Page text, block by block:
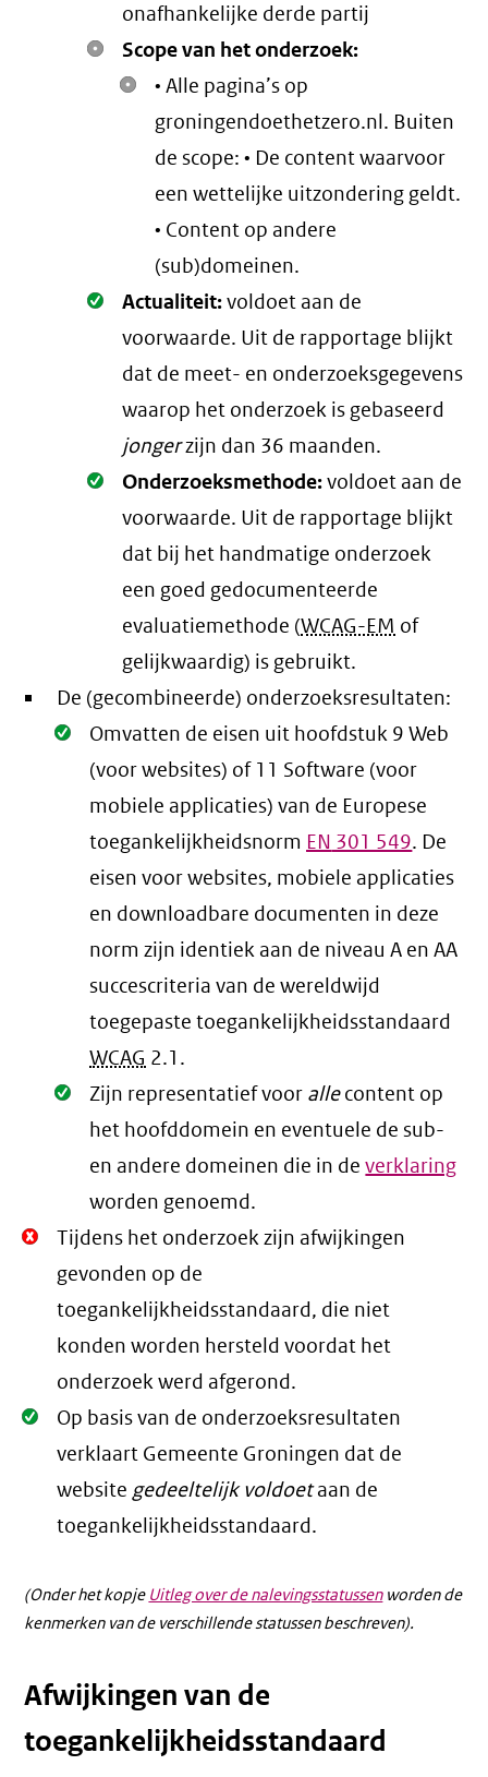
onafhankelijke derde partij
Scope van het onderzoek:
• Alle pagina’s op
groningendoethetzero.nl. Buiten
de scope: • De content waarvoor
een wettelijke uitzondering geldt.
• Content op andere
(sub)domeinen.
Oké.
Actualiteit:voldoet aan de
voorwaarde. Uit de rapportage blijkt
dat de meet- en onderzoeksgegevens
waarop het onderzoek is gebaseerd
jongerzijn dan 36 maanden.
Oké.
Onderzoeksmethode:voldoet aan de
voorwaarde. Uit de rapportage blijkt
dat bij het handmatige onderzoek
een goed gedocumenteerde
evaluatiemethode (WCAG-EM of
gelijkwaardig) is gebruikt.
De (gecombineerde) onderzoeksresultaten:
Oké.
Omvatten de eisen uit hoofdstuk 9 Web
(voor websites) of 11 Software (voor
mobiele applicaties) van de Europese
toegankelijkheidsnorm EN 301 549. De
eisen voor websites, mobiele applicaties
en downloadbare documenten in deze
norm zijn identiek aan de niveau A en AA
succescriteria van de wereldwijd
toegepaste toegankelijkheidsstandaard
WCAG 2.1 .
Oké.
Zijn representatief voor allecontent op
het hoofddomein en eventuele de sub-
en andere domeinen die in deverklaring
worden genoemd.
Niet
Oké.
Tijdens het onderzoek zijn afwijkingen
gevonden op de
toegankelijkheidsstandaard, die niet
konden worden hersteld voordat het
onderzoek werd afgerond.
Oké.
Op basis van de onderzoeksresultaten
verklaart Gemeente Groningen dat de
websitegedeeltelijk voldoetaan de
toegankelijkheidsstandaard.
(Onder het kopje Uitleg over de nalevingsstatussenworden de
kenmerken van de verschillende statussen beschreven).
Afwijkingen van de
toegankelijkheidsstandaard